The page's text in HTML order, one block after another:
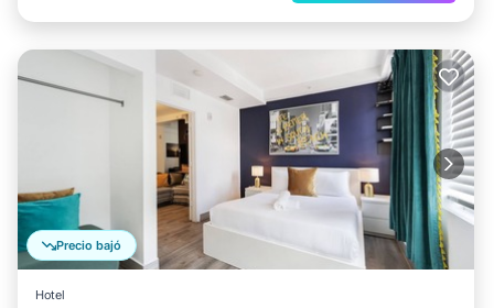
Precio bajó
Hotel